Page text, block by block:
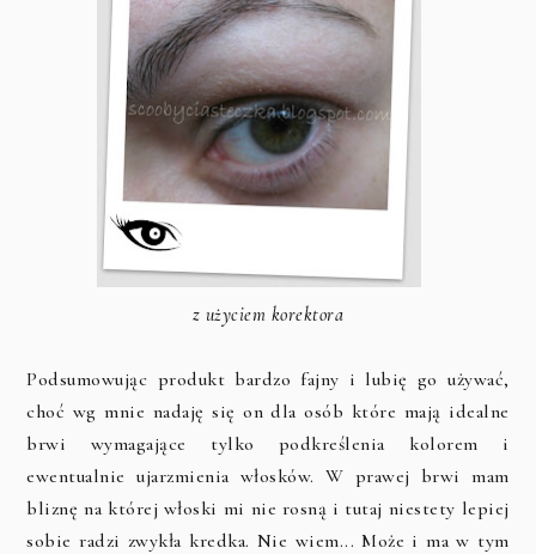
z użyciem korektora
Podsumowując produkt bardzo fajny i lubię go używać,
choć wg mnie nadaję się on dla osób które mają idealne
brwi wymagające tylko podkreślenia kolorem i
ewentualnie ujarzmienia włosków. W prawej brwi mam
bliznę na której włoski mi nie rosną i tutaj niestety lepiej
sobie radzi zwykła kredka. Nie wiem... Może i ma w tym